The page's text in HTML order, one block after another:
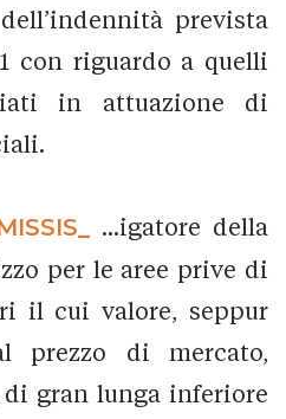
prevista
con riguardo a quelli
in attuazione di
...igatore della
per le aree prive di
il cui valore, seppur
prezzo di mercato,
gran lunga inferiore